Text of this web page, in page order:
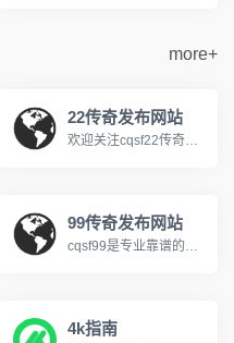
more+
22传奇发布网站
欢迎关注cqsf22传奇私服网站，我们专注于提供最新、最全的传奇sf新开服信息与资讯，每日实时更新涵盖冰雪、热血、复古、超微变、单多职业、1.76、1.80/1.85、1.90/1.95等各类传奇发布网版本，帮助玩家快速发现心仪的火爆新服，无论是寻找独家版本还是人气大区，这里是您的一站式选择。
99传奇发布网站
cqsf99是专业靠谱的传奇私服发布网，专注收录全网优质新开传奇私服与各类传奇SF版本，涵盖复古、火龙、冰雪、微变等热门玩法，实时更新新开大区开服信息，精准筛选稳定长久的优质服务器，为传奇玩家提供便捷的找服渠道，是老玩家寻觅传奇私服的首选平台。
4k指南